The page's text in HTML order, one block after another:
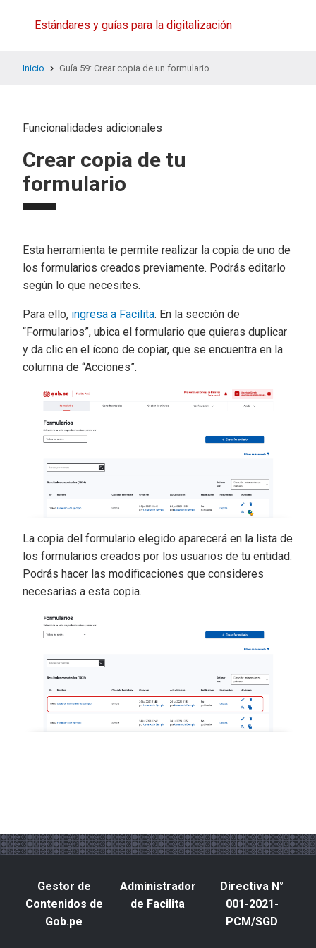
Estándares y guías para la digitalización
Inicio Guía 59: Crear copia de un formulario
Funcionalidades adicionales
Crear copia de tu
formulario
Esta herramienta te permite realizar la copia de uno de
los formularios creados previamente. Podrás editarlo
según lo que necesites.
Para ello, ingresa a Facilita. En la sección de
“Formularios”, ubica el formulario que quieras duplicar
y da clic en el ícono de copiar, que se encuentra en la
columna de “Acciones”.
La copia del formulario elegido aparecerá en la lista de
los formularios creados por los usuarios de tu entidad.
Podrás hacer las modificaciones que consideres
necesarias a esta copia.
Gestor de
Contenidos de
Gob.pe
Administrador
de Facilita
Directiva N°
001-2021-
PCM/SGD